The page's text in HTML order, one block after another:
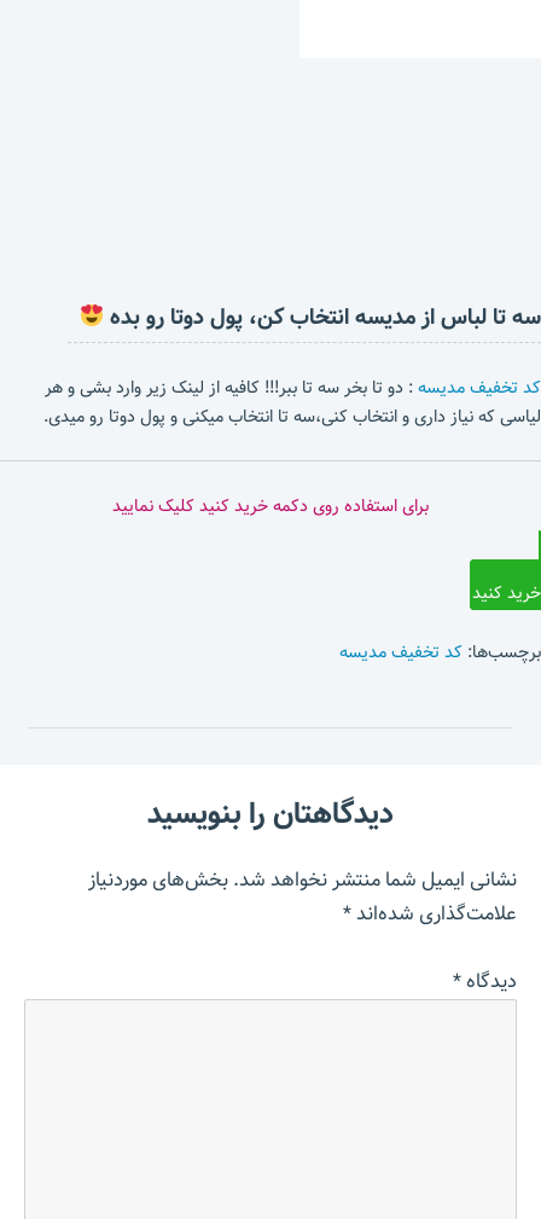
سه تا لباس از مدیسه انتخاب کن، پول دوتا رو بده
کد تخفیف مدیسه: دو تا بخر سه تا ببر!!! کافیه از لینک زیر وارد بشی و هر
لیاسی که نیاز داری و انتخاب کنی،سه تا انتخاب میکنی و پول دوتا رو میدی.
برای استفاده روی دکمه خرید کنید کلیک نمایید
خرید کنید
برچسب‌ها: کد تخفیف مدیسه
دیدگاهتان را بنویسید
نشانی ایمیل شما منتشر نخواهد شد.بخش‌های موردنیاز
علامت‌گذاری شده‌اند*
دیدگاه*